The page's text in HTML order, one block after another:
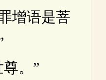
增语是菩
。”